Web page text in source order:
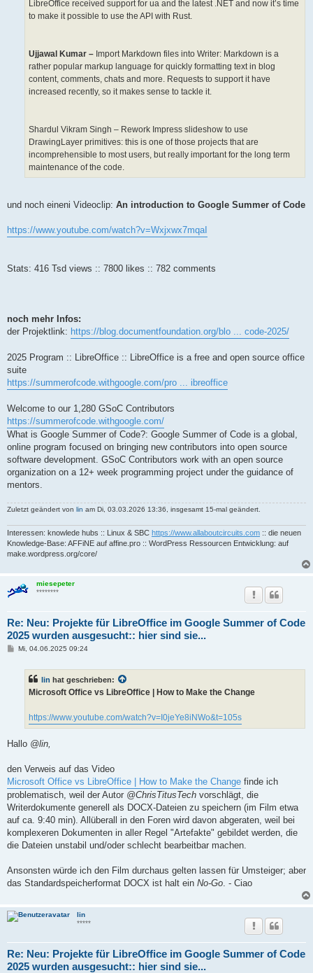
LibreOffice received support for ua and the latest .NET and now it’s time
to make it possible to use the API with Rust.
Ujjawal Kumar – Import Markdown files into Writer: Markdown is a
rather popular markup language for quickly formatting text in blog
content, comments, chats and more. Requests to support it have
increased recently, so it makes sense to tackle it.
Shardul Vikram Singh – Rework Impress slideshow to use
DrawingLayer primitives: this is one of those projects that are
incomprehensible to most users, but really important for the long term
maintenance of the code.
und noch eineni Videoclip: An introduction to Google Summer of Code
https://www.youtube.com/watch?v=Wxjxwx7mqaI
Stats: 416 Tsd views :: 7800 likes :: 782 comments
noch mehr Infos:
der Projektlink: https://blog.documentfoundation.org/blo ... code-2025/
2025 Program :: LibreOffice :: LibreOffice is a free and open source office
suite
https://summerofcode.withgoogle.com/pro ... ibreoffice
Welcome to our 1,280 GSoC Contributors
https://summerofcode.withgoogle.com/
What is Google Summer of Code?: Google Summer of Code is a global,
online program focused on bringing new contributors into open source
software development. GSoC Contributors work with an open source
organization on a 12+ week programming project under the guidance of
mentors.
Zuletzt geändert von lin am Di, 03.03.2026 13:36, insgesamt 15-mal geändert.
Interessen: knowlede hubs :: Linux & SBC https://www.allaboutcircuits.com :: die neuen
Knowledge-Base: AFFiNE auf affine.pro :: WordPress Ressourcen Entwicklung: auf
make.wordpress.org/core/
miesepeter
********
Re: Neu: Projekte für LibreOffice im Google Summer of Code
2025 wurden ausgesucht:: hier sind sie...
BMi, 04.06.2025 09:24
lin hat geschrieben:
Microsoft Office vs LibreOffice | How to Make the Change
https://www.youtube.com/watch?v=I0jeYe8iNWo&t=105s
Hallo @lin,
den Verweis auf das Video
Microsoft Office vs LibreOffice | How to Make the Change finde ich
problematisch, weil der Autor @ChrisTitusTech vorschlägt, die
Writerdokumente generell als DOCX-Dateien zu speichern (im Film etwa
auf ca. 9:40 min). Allüberall in den Foren wird davon abgeraten, weil bei
komplexeren Dokumenten in aller Regel "Artefakte" gebildet werden, die
die Dateien unstabil und/oder schlecht bearbeitbar machen.
Ansonsten würde ich den Film durchaus gelten lassen für Umsteiger; aber
das Standardspeicherformat DOCX ist halt ein No-Go . - Ciao
lin
*****
Re: Neu: Projekte für LibreOffice im Google Summer of Code
2025 wurden ausgesucht:: hier sind sie...